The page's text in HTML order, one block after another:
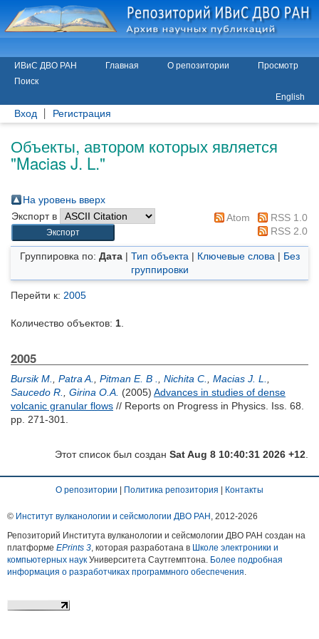
ИВиС ДВО РАН Главная О репозитории
Просмотр
Поиск
English
Вход Регистрация
Объекты, автором которых является
"Macias J. L."
На уровень вверх
Экспорт в
Atom
RSS 1.0
RSS 2.0
Группировка по: Дата| Тип объекта | Ключевые слова | Без
группировки
Перейти к: 2005
Количество объектов: 1
2005
Bursik M. Patra A. Pitman E. B . Nichita C. Macias J. L.
Saucedo R.
Girina O.A. (2005) Advances in studies of dense
volcanic granular flows // Reports on Progress in Physics. Iss. 68.
pp. 271-301.
Этот список был создан Sat Aug 8 10:40:31 2026 +12
О репозитории Политика репозитория Контакты
© Институт вулканологии и сейсмологии ДВО РАН , 2012-2026
Репозиторий Института вулканологии и сейсмологии ДВО РАН создан на
платформе EPrints 3, которая разработана в Школе электроники и
компьютерных наук Университета Саутгемптона. Более подробная
информация о разработчиках программного обеспечения.